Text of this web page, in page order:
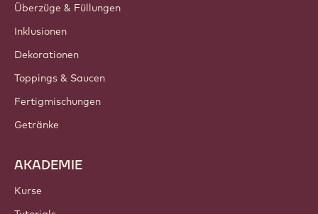
Überzüge & Füllungen
Inklusionen
Dekorationen
Toppings & Saucen
Fertigmischungen
Getränke
AKADEMIE
Kurse